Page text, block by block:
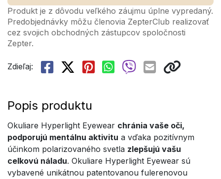
Produkt je z dôvodu veľkého záujmu úplne vypredaný.
Predobjednávky môžu členovia ZepterClub realizovať
cez svojich obchodných zástupcov spoločnosti
Zepter.
Zdieľaj:
Popis produktu
Okuliare Hyperlight Eyewear chránia vaše oči,
podporujú mentálnu aktivitu a vďaka pozitívnym
účinkom polarizovaného svetla zlepšujú vašu
celkovú náladu. Okuliare Hyperlight Eyewear sú
vybavené unikátnou patentovanou fulerenovou